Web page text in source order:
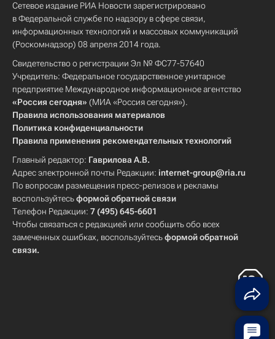
Сетевое издание РИА Новости зарегистрировано
в Федеральной службе по надзору в сфере связи,
информационных технологий и массовых коммуникаций
(Роскомнадзор) 08 апреля 2014 года.
Свидетельство о регистрации Эл № ФС77-57640
Учредитель: Федеральное государственное унитарное
предприятие Международное информационное агентство
«Россия сегодня» (МИА «Россия сегодня»).
Правила использования материалов
Политика конфиденциальности
Правила применения рекомендательных технологий
Главный редактор: Гаврилова А.В.
Адрес электронной почты Редакции: internet-group@ria.ru
По вопросам размещения пресс-релизов и рекламы
воспользуйтесьформой обратной связи
Телефон Редакции: 7 (495) 645-6601
Чтобы связаться с редакцией или сообщить обо всех
замеченных ошибках, воспользуйтесьформой обратной
связи.